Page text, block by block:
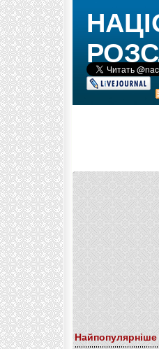
Найпопулярніше